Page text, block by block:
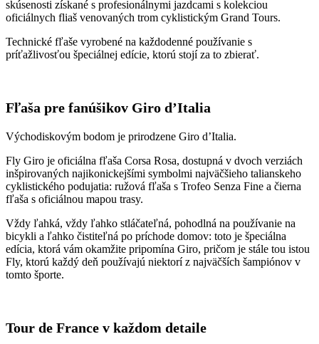
skúsenosti získané s profesionálnymi jazdcami s kolekciou
oficiálnych fliaš venovaných trom cyklistickým Grand Tours.
Technické fľaše vyrobené na každodenné používanie s
príťažlivosťou špeciálnej edície, ktorú stojí za to zbierať.
Fľaša pre fanúšikov Giro d’Italia
Východiskovým bodom je prirodzene Giro d’Italia.
Fly Giro je oficiálna fľaša Corsa Rosa, dostupná v dvoch verziách
inšpirovaných najikonickejšími symbolmi najväčšieho talianskeho
cyklistického podujatia: ružová fľaša s Trofeo Senza Fine a čierna
fľaša s oficiálnou mapou trasy.
Vždy ľahká, vždy ľahko stláčateľná, pohodlná na používanie na
bicykli a ľahko čistiteľná po príchode domov: toto je špeciálna
edícia, ktorá vám okamžite pripomína Giro, pričom je stále tou istou
Fly, ktorú každý deň používajú niektorí z najväčších šampiónov v
tomto športe.
Tour de France v každom detaile